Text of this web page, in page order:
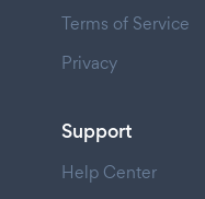
Terms of Service
Privacy
Support
Help Center